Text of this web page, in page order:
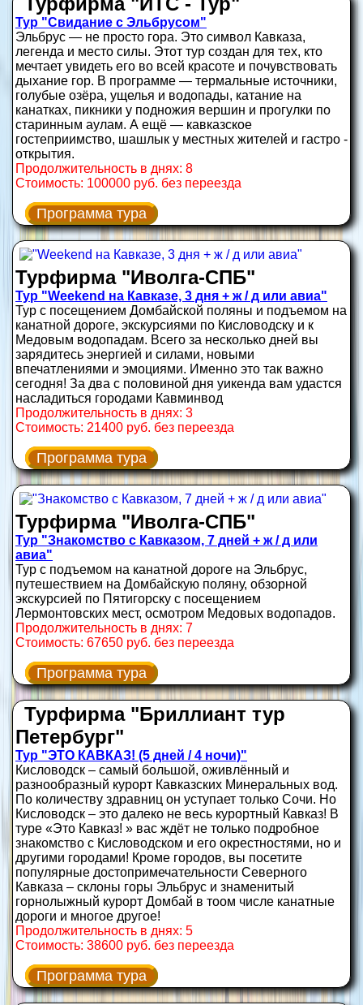
Тур "Свидание с Эльбрусом"
Эльбрус — не просто гора. Это символ Кавказа,
легенда и место силы. Этот тур создан для тех, кто
мечтает увидеть его во всей красоте и почувствовать
дыхание гор. В программе — термальные источники,
голубые озёра, ущелья и водопады, катание на
канатках, пикники у подножия вершин и прогулки по
старинным аулам. А ещё — кавказское
гостеприимство, шашлык у местных жителей и гастро -
открытия.
Продолжительность в днях: 8
Стоимость: 100000 руб. без переезда
Программа тура
Турфирма "Иволга-СПБ"
Тур "Weekend на Кавказе, 3 дня + ж / д или авиа"
Тур с посещением Домбайской поляны и подъемом на
канатной дороге, экскурсиями по Кисловодску и к
Медовым водопадам. Всего за несколько дней вы
зарядитесь энергией и силами, новыми
впечатлениями и эмоциями. Именно это так важно
сегодня! За два с половиной дня уикенда вам удастся
насладиться городами Кавминвод
Продолжительность в днях: 3
Стоимость: 21400 руб. без переезда
Программа тура
Турфирма "Иволга-СПБ"
Тур "Знакомство с Кавказом, 7 дней + ж / д или
авиа"
Тур с подъемом на канатной дороге на Эльбрус,
путешествием на Домбайскую поляну, обзорной
экскурсией по Пятигорску с посещением
Лермонтовских мест, осмотром Медовых водопадов.
Продолжительность в днях: 7
Стоимость: 67650 руб. без переезда
Программа тура
Турфирма "Бриллиант тур
Петербург"
Тур "ЭТО КАВКАЗ! (5 дней / 4 ночи)"
Кисловодск – самый большой, оживлённый и
разнообразный курорт Кавказских Минеральных вод.
По количеству здравниц он уступает только Сочи. Но
Кисловодск – это далеко не весь курортный Кавказ! В
туре «Это Кавказ! » вас ждёт не только подробное
знакомство с Кисловодском и его окрестностями, но и
другими городами! Кроме городов, вы посетите
популярные достопримечательности Северного
Кавказа – склоны горы Эльбрус и знаменитый
горнолыжный курорт Домбай в тоом числе канатные
дороги и многое другое!
Продолжительность в днях: 5
Стоимость: 38600 руб. без переезда
Программа тура